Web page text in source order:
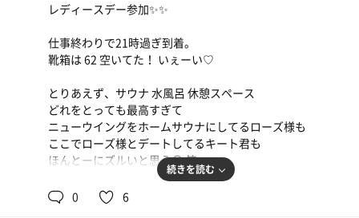
レディースデー参加✨️✨️
仕事終わりで21時過ぎ到着。
靴箱は 62 空いてた！ いぇーい♡
とりあえず、サウナ 水風呂 休憩スペース
どれをとっても最高すぎて
ニューウイングをホームサウナにしてるローズ様も
ここでローズ様とデートしてるキート君も
ほんとーにズルいと思う😠 笑
◾︎ボナサームサウナ
続きを読む
0 6